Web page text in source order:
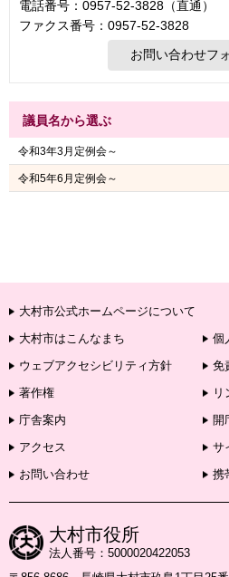
電話番号：0957-52-3828（直通）
ファクス番号：0957-52-3828
議員名から選ぶ
令和3年3月定例会～
令和5年6月定例会～
大村市公式ホームページについて
大村市はこんなまち
個
ウェブアクセシビリティ方針
免
著作権
リ
庁舎案内
開
アクセス
サ
お問い合わせ
携
大村市役所
法人番号：5000020422053